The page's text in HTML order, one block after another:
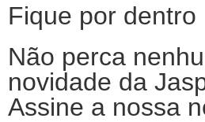
Fique por dentro
Não perca
novidade da
Assine a nossa